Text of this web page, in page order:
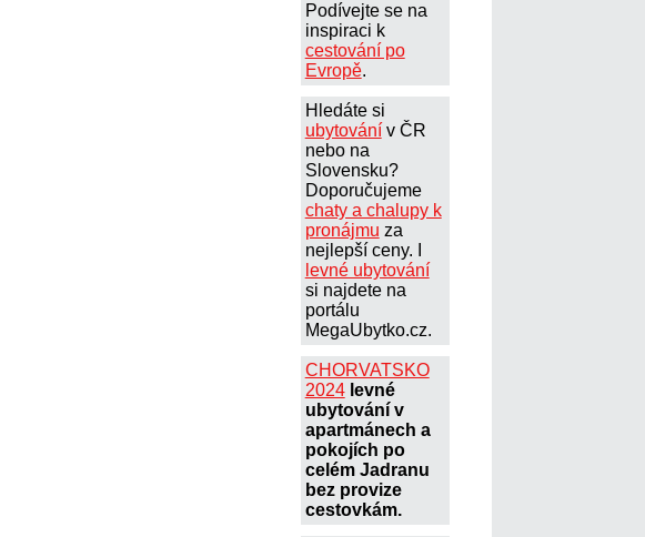
Podívejte se na
inspiraci k
cestování po
Evropě.
Hledáte si
ubytovánív ČR
nebo na
Slovensku?
Doporučujeme
chaty a chalupy k
pronájmu za
nejlepší ceny. I
levné ubytování
si najdete na
portálu
MegaUbytko.cz.
CHORVATSKO
2024 levné
ubytování v
apartmánech a
pokojích po
celém Jadranu
bez provize
cestovkám.